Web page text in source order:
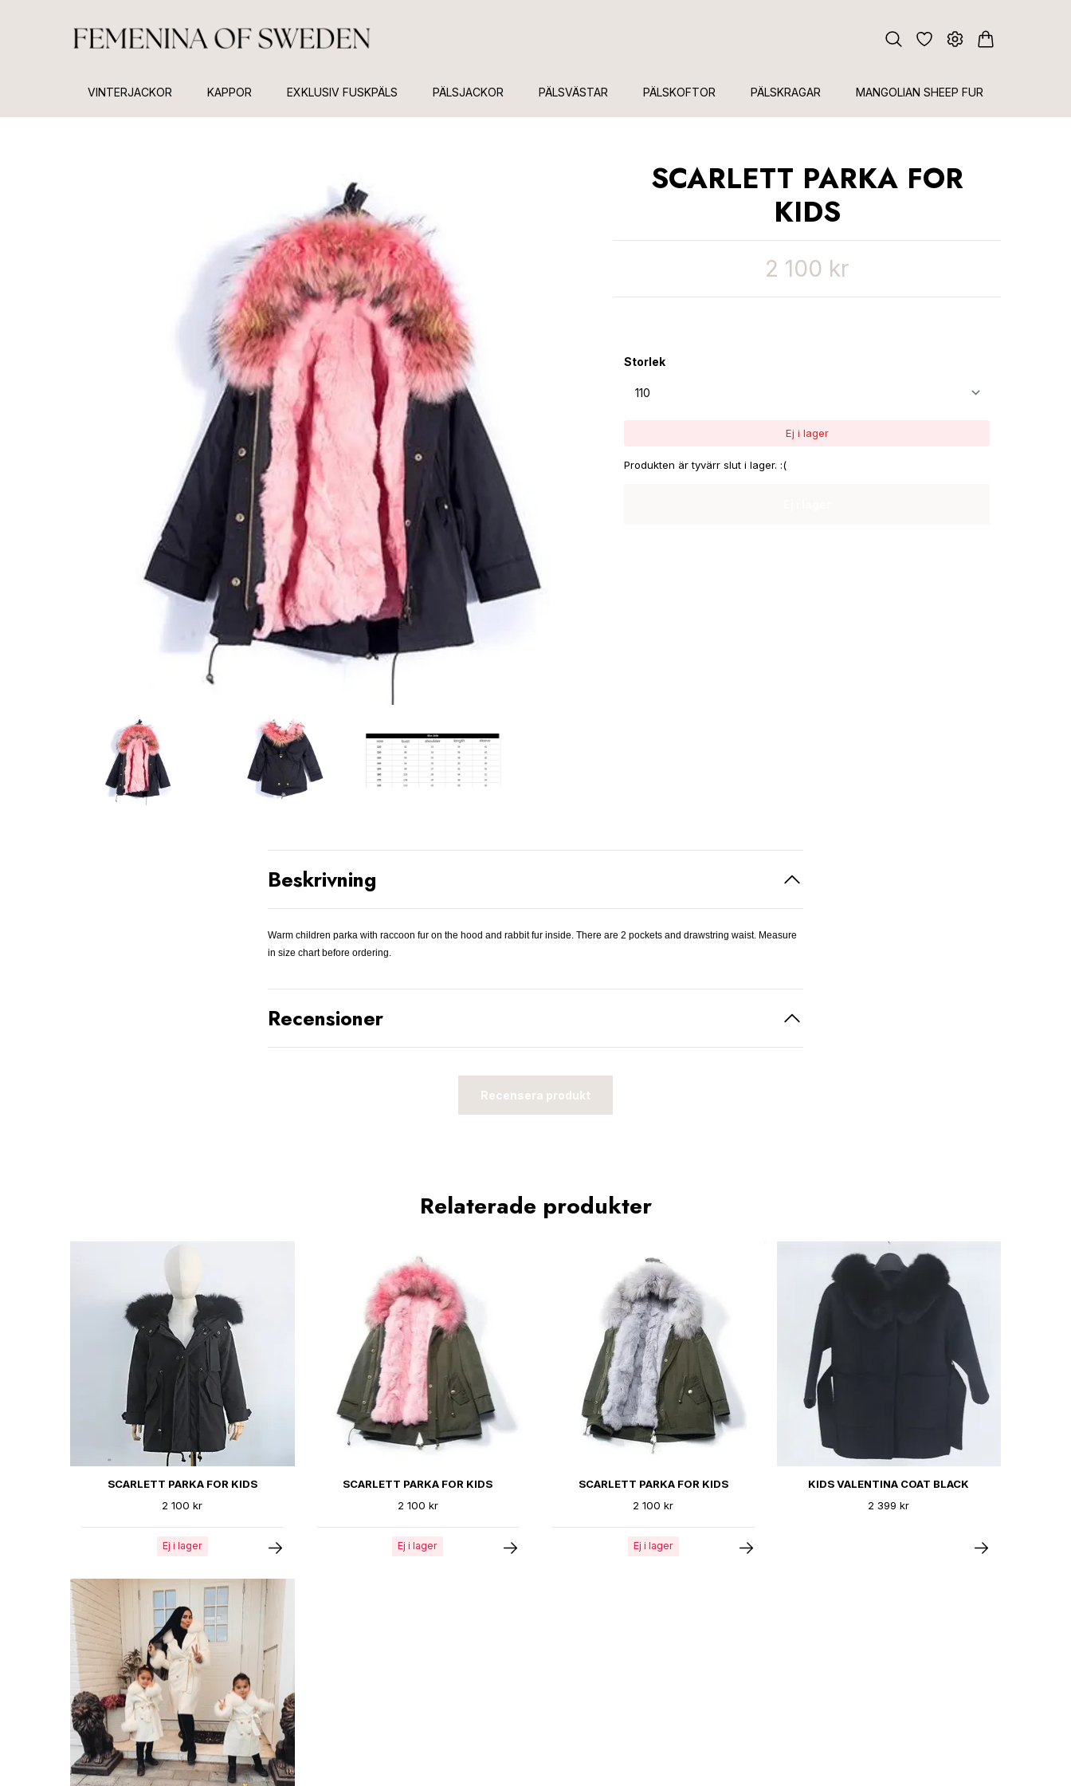
VINTERJACKOR KAPPOR EXKLUSIV FUSKPÄLS PÄLSJACKOR PÄLSVÄSTAR PÄLSKOFTOR PÄLSKRAGAR MANGOLIAN SHEEP FUR
SCARLETT PARKA FOR
KIDS
2 100 kr
Storlek
Ej i lager
Produkten är tyvärr slut i lager. :(
Beskrivning
Warm children parka with raccoon fur on the hood and rabbit fur inside. There are 2 pockets and drawstring waist. Measure
in size chart before ordering.
Recensioner
Recensera produkt
Relaterade produkter
SCARLETT PARKA FOR KIDS
2 100 kr
Ej i lager
SCARLETT PARKA FOR KIDS
2 100 kr
Ej i lager
SCARLETT PARKA FOR KIDS
2 100 kr
Ej i lager
KIDS VALENTINA COAT BLACK
2 399 kr